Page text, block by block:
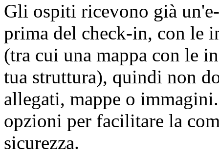
Gli ospiti ricevono già
prima del check-in, con le
(tra cui una mappa con le
tua struttura), quindi non
allegati, mappe o
opzioni per facilitare la
sicurezza.